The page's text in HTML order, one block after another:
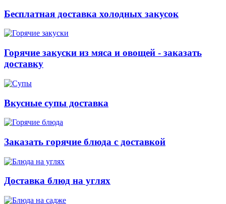
Бесплатная доставка холодных закусок
Горячие закуски из мяса и овощей - заказать
доставку
Вкусные супы доставка
Заказать горячие блюда с доставкой
Доставка блюд на углях